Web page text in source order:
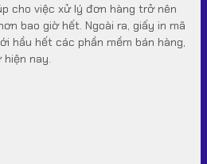
cho việc xử lý đơn hàng trở nên
bao giờ hết. Ngoài ra, giấy in mã
hầu hết các phần mềm bán hàng,
nay.